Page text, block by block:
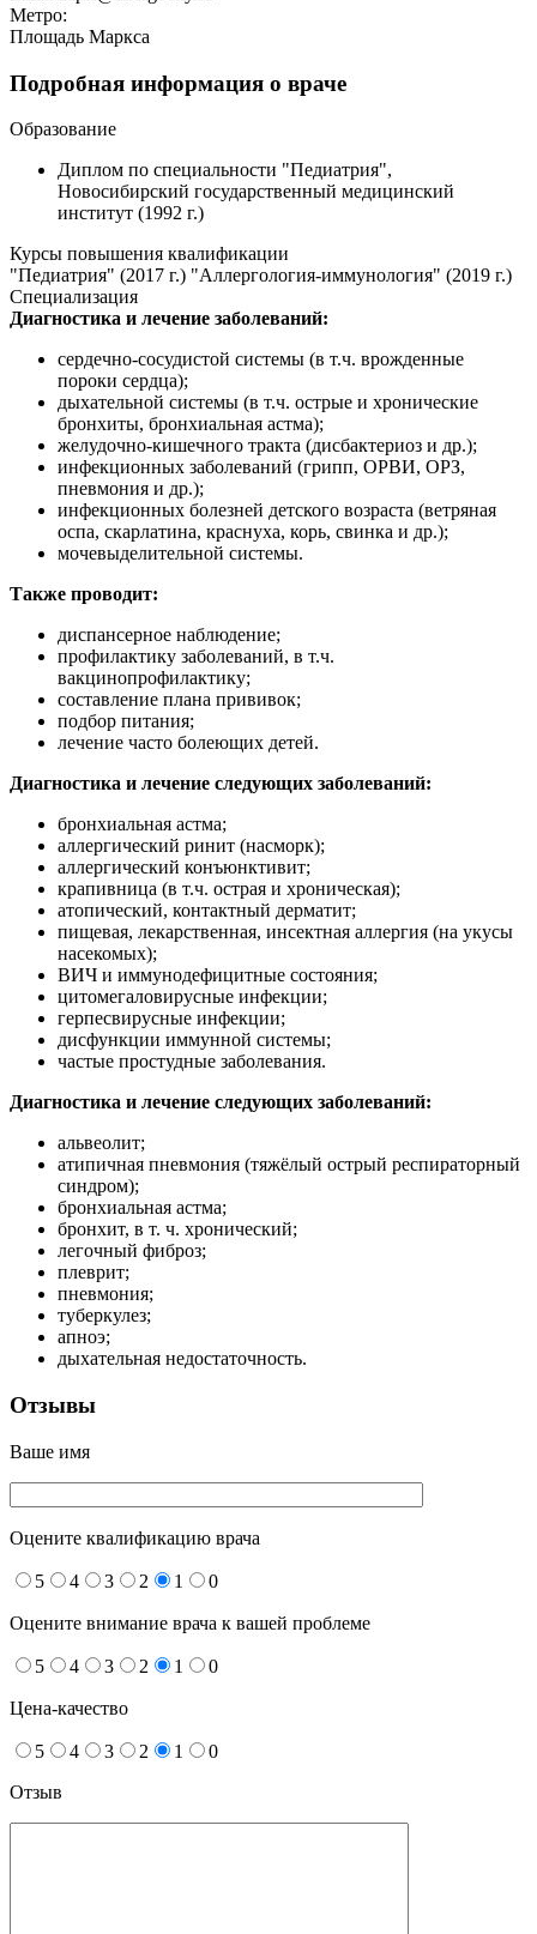
Метро:
Площадь Маркса
Подробная информация о враче
Образование
Диплом по специальности "Педиатрия",
Новосибирский государственный медицинский
институт (1992 г.)
Курсы повышения квалификации
"Педиатрия" (2017 г.) "Аллергология-иммунология" (2019 г.)
Специализация
Диагностика и лечение заболеваний:
сердечно-сосудистой системы (в т.ч. врожденные
пороки сердца);
дыхательной системы (в т.ч. острые и хронические
бронхиты, бронхиальная астма);
желудочно-кишечного тракта (дисбактериоз и др.);
инфекционных заболеваний (грипп, ОРВИ, ОРЗ,
пневмония и др.);
инфекционных болезней детского возраста (ветряная
оспа, скарлатина, краснуха, корь, свинка и др.);
мочевыделительной системы.
Также проводит:
диспансерное наблюдение;
профилактику заболеваний, в т.ч.
вакцинопрофилактику;
составление плана прививок;
подбор питания;
лечение часто болеющих детей.
Диагностика и лечение следующих заболеваний:
бронхиальная астма;
аллергический ринит (насморк);
аллергический конъюнктивит;
крапивница (в т.ч. острая и хроническая);
атопический, контактный дерматит;
пищевая, лекарственная, инсектная аллергия (на укусы
насекомых);
ВИЧ и иммунодефицитные состояния;
цитомегаловирусные инфекции;
герпесвирусные инфекции;
дисфункции иммунной системы;
частые простудные заболевания.
Диагностика и лечение следующих заболеваний:
альвеолит;
атипичная пневмония (тяжёлый острый респираторный
синдром);
бронхиальная астма;
бронхит, в т. ч. хронический;
легочный фиброз;
плеврит;
пневмония;
туберкулез;
апноэ;
дыхательная недостаточность.
Отзывы
Ваше имя
Оцените квалификацию врача
5 4 3 2 1 0
Оцените внимание врача к вашей проблеме
5 4 3 2 1 0
Цена-качество
5 4 3 2 1
0
Отзыв